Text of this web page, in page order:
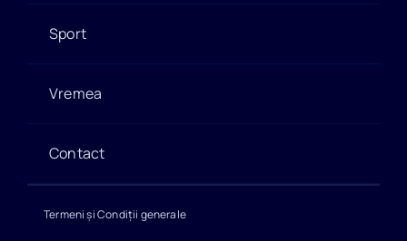
Sport
Vremea
Contact
Termeni și Condiții generale